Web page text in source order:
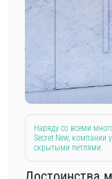
Наряду со всеми
Secret New, компании
скрытыми петлями.